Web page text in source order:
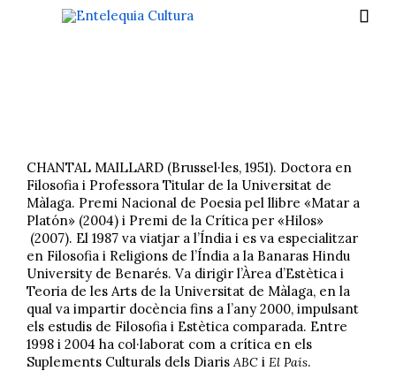

CHANTAL MAILLARD (Brussel·les, 1951). Doctora en
Filosofia i Professora Titular de la Universitat de
Màlaga. Premi Nacional de Poesia pel llibre «Matar a
Platón» (2004) i Premi de la Crítica per «Hilos»
(2007). El 1987 va viatjar a l’Índia i es va especialitzar
en Filosofia i Religions de l’Índia a la Banaras Hindu
University de Benarés. Va dirigir l’Àrea d’Estètica i
Teoria de les Arts de la Universitat de Màlaga, en la
qual va impartir docència fins a l’any 2000, impulsant
els estudis de Filosofia i Estètica comparada. Entre
1998 i 2004 ha col·laborat com a crítica en els
Suplements Culturals dels DiarisABC i El País.